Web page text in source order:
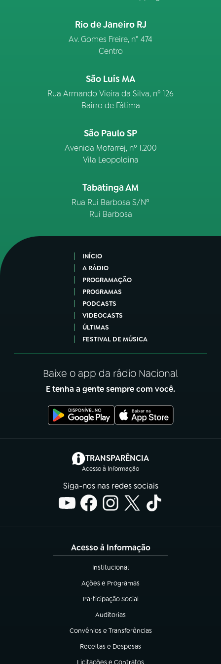
Rio de Janeiro RJ
Av. Gomes Freire, n° 474
Centro
São Luís MA
Rua Armando Vieira da Silva, nº 126
Bairro de Fátima
São Paulo SP
Avenida Mofarrej, nº 1.200
Vila Leopoldina
Tabatinga AM
Rua Rui Barbosa S/Nº
Rui Barbosa
INÍCIO
A RÁDIO
PROGRAMAÇÃO
PROGRAMAS
PODCASTS
VIDEOCASTS
ÚLTIMAS
FESTIVAL DE MÚSICA
Baixe o app da rádio Nacional
E tenha a gente sempre com você.
TRANSPARÊNCIA
Acesso à Informação
(abre em nova aba)
Siga-nos nas redes sociais
Acesso à Informação
Institucional
(abre em nova aba)
Ações e Programas
(abre em nova aba)
Participação Social
(abre em nova aba)
Auditorias
(abre em nova aba)
Convênios e Transferências
(abre em nova aba)
Receitas e Despesas
(abre em nova aba)